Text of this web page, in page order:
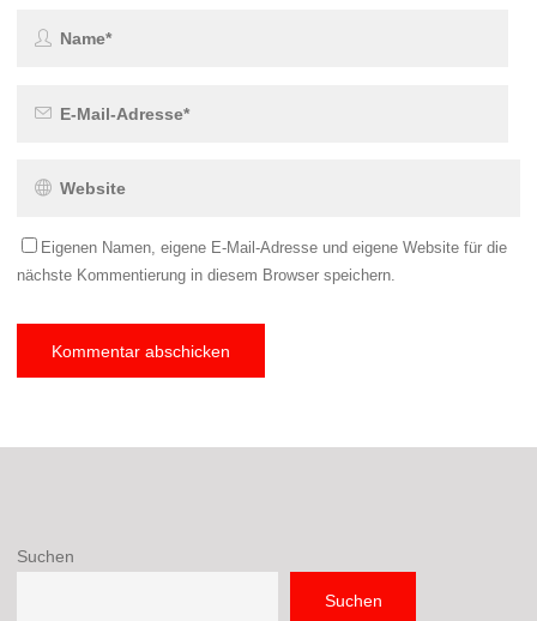
Eigenen Namen, eigene E-Mail-Adresse und eigene Website für die
nächste Kommentierung in diesem Browser speichern.
Suchen
Suchen